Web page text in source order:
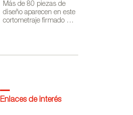
Más de 80 piezas de
diseño aparecen en este
cortometraje firmado por
Enlaces de interés